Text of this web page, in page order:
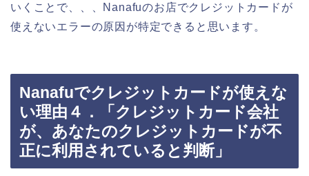
いくことで、、、Nanafuのお店でクレジットカードが
使えないエラーの原因が特定できると思います。
Nanafuでクレジットカードが使えな
い理由４．「クレジットカード会社
が、あなたのクレジットカードが不
正に利用されていると判断」